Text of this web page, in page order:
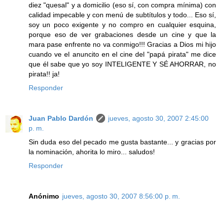
diez "quesal" y a domicilio (eso sí, con compra mínima) con
calidad impecable y con menú de subtítulos y todo... Eso sí,
soy un poco exigente y no compro en cualquier esquina,
porque eso de ver grabaciones desde un cine y que la
mara pase enfrente no va conmigo!!! Gracias a Dios mi hijo
cuando ve el anuncito en el cine del "papá pirata" me dice
que él sabe que yo soy INTELIGENTE Y SÉ AHORRAR, no
pirata!! ja!
Responder
Juan Pablo Dardón
jueves, agosto 30, 2007 2:45:00
p. m.
Sin duda eso del pecado me gusta bastante... y gracias por
la nominación, ahorita lo miro... saludos!
Responder
Anónimo jueves, agosto 30, 2007 8:56:00 p. m.